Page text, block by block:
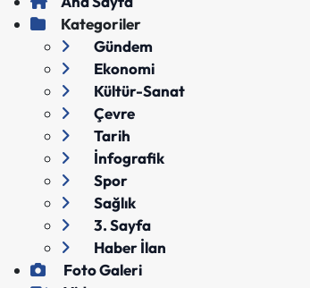
Kategoriler
Gündem
Ekonomi
Kültür-Sanat
Çevre
Tarih
İnfografik
Spor
Sağlık
3. Sayfa
Haber İlan
Foto Galeri